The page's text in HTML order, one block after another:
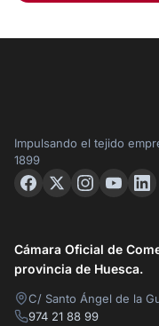
Impulsando el tejido
1899
Cámara Oficial de
provincia de Huesca.
C/ Santo Ángel de la
974 21 88 99